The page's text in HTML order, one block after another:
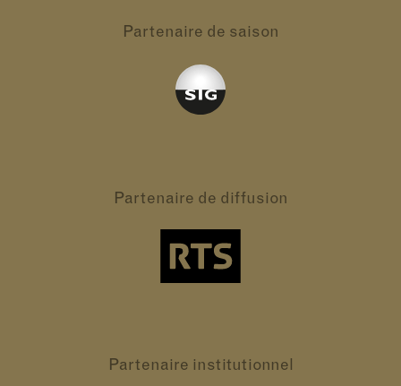
Partenaire de saison
Partenaire de diffusion
Partenaire institutionnel